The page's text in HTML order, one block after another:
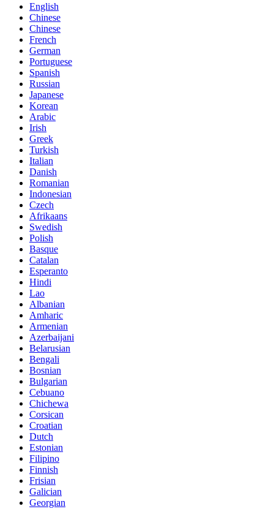
English
Chinese
Chinese
French
German
Portuguese
Spanish
Russian
Japanese
Korean
Arabic
Irish
Greek
Turkish
Italian
Danish
Romanian
Indonesian
Czech
Afrikaans
Swedish
Polish
Basque
Catalan
Esperanto
Hindi
Lao
Albanian
Amharic
Armenian
Azerbaijani
Belarusian
Bengali
Bosnian
Bulgarian
Cebuano
Chichewa
Corsican
Croatian
Dutch
Estonian
Filipino
Finnish
Frisian
Galician
Georgian